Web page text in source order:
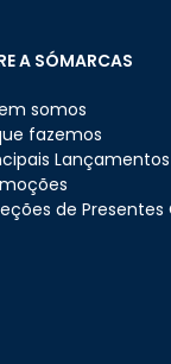
A SÓMARCAS
somos
fazemos
Lançamentos
de Presentes